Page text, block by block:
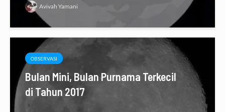
Avivah Yamani
OBSERVASI
Bulan Mini, Bulan Purnama Terkecil
di Tahun 2017